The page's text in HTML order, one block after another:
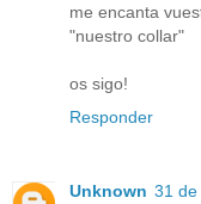
me encanta
"nuestro collar"
os sigo!
Responder
Unknown 31 de